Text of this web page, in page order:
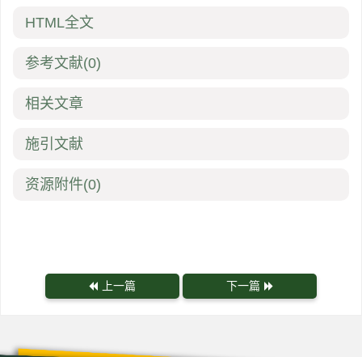
HTML全文
参考文献(0)
相关文章
施引文献
资源附件(0)
上一篇 下一篇